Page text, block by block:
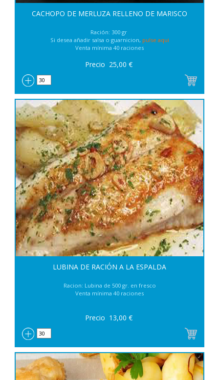
CACHOPO DE MERLUZA RELLENO DE MARISCO
Ración: 300 gr
Si desea añadir salsa o guarnicion, pulse aqui
Venta mínima 40 raciones
Precio 25,00 €
LUBINA DE RACIÓN A LA ESPALDA
Racion: Lubina de 500 gr. en fresco
Venta mínima 40 raciones
Precio 13,00 €